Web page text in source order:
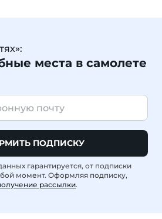
места в самолете
ПОДПИСКУ
гарантируется, от подписки
момент. Оформляя подписку,
рассылки.